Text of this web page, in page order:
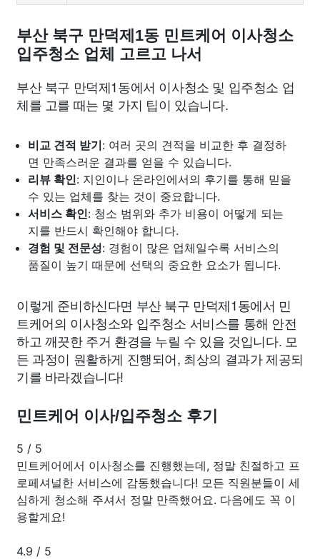
부산 북구 만덕제1동 민트케어 이사청소
입주청소 업체 고르고 나서
부산 북구 만덕제1동에서 이사청소 및 입주청소 업
체를 고를 때는 몇 가지 팁이 있습니다.
비교 견적 받기: 여러 곳의 견적을 비교한 후 결정하
면 만족스러운 결과를 얻을 수 있습니다.
리뷰 확인: 지인이나 온라인에서의 후기를 통해 믿을
수 있는 업체를 찾는 것이 중요합니다.
서비스 확인: 청소 범위와 추가 비용이 어떻게 되는
지를 반드시 확인해야 합니다.
경험 및 전문성: 경험이 많은 업체일수록 서비스의
품질이 높기 때문에 선택의 중요한 요소가 됩니다.
이렇게 준비하신다면 부산 북구 만덕제1동에서 민
트케어의 이사청소와 입주청소 서비스를 통해 안전
하고 깨끗한 주거 환경을 누릴 수 있을 것입니다. 모
든 과정이 원활하게 진행되어, 최상의 결과가 제공되
기를 바라겠습니다!
민트케어 이사/입주청소 후기
5 / 5
민트케어에서 이사청소를 진행했는데, 정말 친절하고 프
로페셔널한 서비스에 감동했습니다! 모든 직원분들이 세
심하게 청소해 주셔서 정말 만족했어요. 다음에도 꼭 이
용할게요!
4.9 / 5